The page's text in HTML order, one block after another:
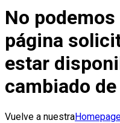
No
página
estar
cambiado de
Vuelve a nuestra